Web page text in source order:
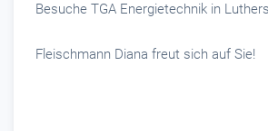
Besuche TGA Energietechnik in
Fleischmann Diana freut sich auf Sie!